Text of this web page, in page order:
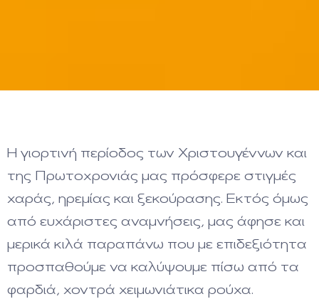
Η γιορτινή περίοδος των Χριστουγέννων και
της Πρωτοχρονιάς μας πρόσφερε στιγμές
χαράς, ηρεμίας και ξεκούρασης. Εκτός όμως
από ευχάριστες αναμνήσεις, μας άφησε και
μερικά κιλά παραπάνω που με επιδεξιότητα
προσπαθούμε να καλύψουμε πίσω από τα
φαρδιά, χοντρά χειμωνιάτικα ρούχα.